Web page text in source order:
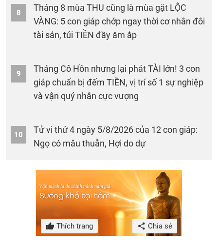
8
Tháng 8 mùa THU cũng là mùa gặt LỘC
VÀNG: 5 con giáp chớp ngay thời cơ nhân đôi
tài sản, túi TIỀN đầy ăm ắp
9
Tháng Cô Hồn nhưng lại phát TÀI lớn! 3 con
giáp chuẩn bị đếm TIỀN, vị trí số 1 sự nghiệp
và vận quý nhân cực vượng
10
Tử vi thứ 4 ngày 5/8/2026 của 12 con giáp:
Ngọ có mâu thuẫn, Hợi do dự
Thích trang Chia sẻ